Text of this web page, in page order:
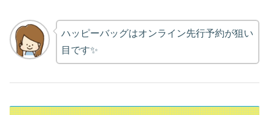
ハッピーバッグはオンライン先行予約が狙い
目です✨